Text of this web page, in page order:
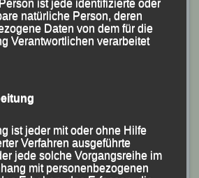
Rückblick auf 50 Jahre Ski-
Skifahrten, Nordischen
Rad- und
Faschingsfeiern,
selbst gestalteten
und Zeltlagern,
auch gemacht – die
ist jede identifizierte oder
natürliche Person, deren
Daten von dem für die
Verantwortlichen verarbeitet
ist jeder mit oder ohne Hilfe
Verfahren ausgeführte
jede solche Vorgangsreihe im
mit personenbezogenen